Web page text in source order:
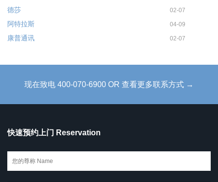
德莎 02-07
阿特拉斯 04-09
康普通讯 02-07
现在致电 400-070-6900 OR 查看更多联系方式 →
快速预约上门 Reservation